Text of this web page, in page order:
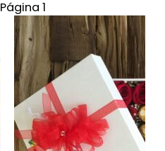
Página 1